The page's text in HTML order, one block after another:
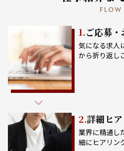
FLOW
1.ご応募
気になる求人
から折り返し
2.詳細ヒ
業界に精通し
細にヒアリン